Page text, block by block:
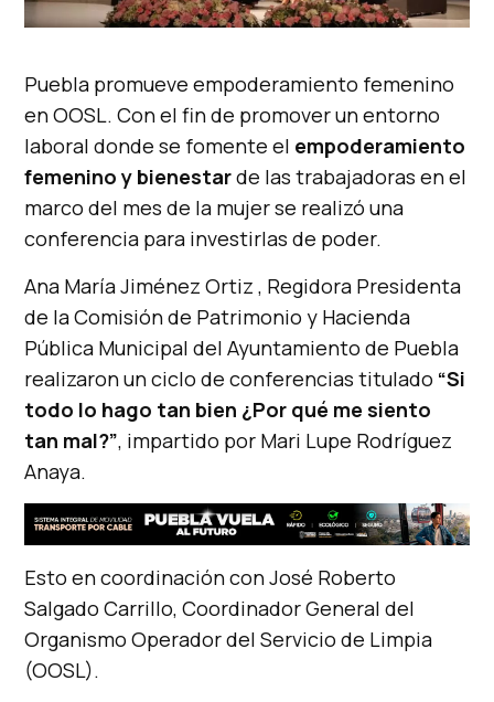
Puebla promueve empoderamiento femenino
en OOSL. Con el fin de promover un entorno
laboral donde se fomente el empoderamiento
femenino y bienestarde las trabajadoras en el
marco del mes de la mujer se realizó una
conferencia para investirlas de poder.
Ana María Jiménez Ortiz , Regidora Presidenta
de la Comisión de Patrimonio y Hacienda
Pública Municipal del Ayuntamiento de Puebla
realizaron un ciclo de conferencias titulado “Si
todo lo hago tan bien ¿Por qué me siento
tan mal?”, impartido por Mari Lupe Rodríguez
Anaya.
Esto en coordinación con José Roberto
Salgado Carrillo, Coordinador General del
Organismo Operador del Servicio de Limpia
(OOSL).